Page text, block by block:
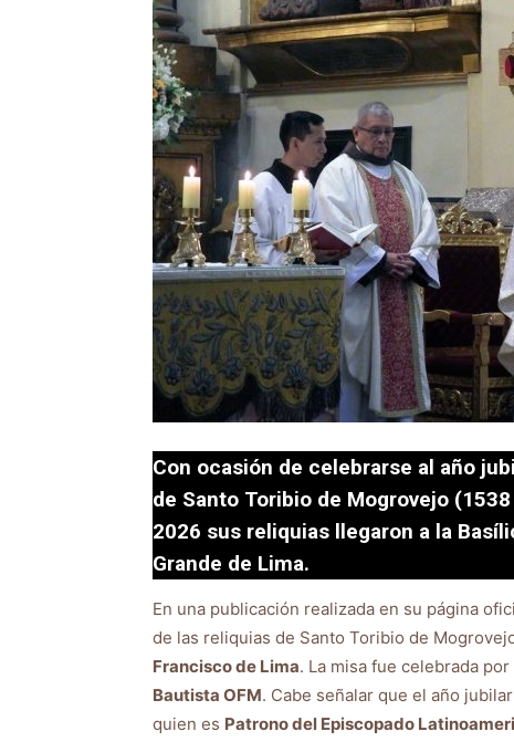
Con ocasión de celebrarse al año
de Santo Toribio de Mogrovejo
2026 sus reliquias llegaron a la
Grande de Lima.
En una publicación realizada en su página
de las reliquias de Santo Toribio de
Francisco de Lima. La misa fue celebrada
Bautista OFM. Cabe señalar que el año
quien es Patrono del Episcopado